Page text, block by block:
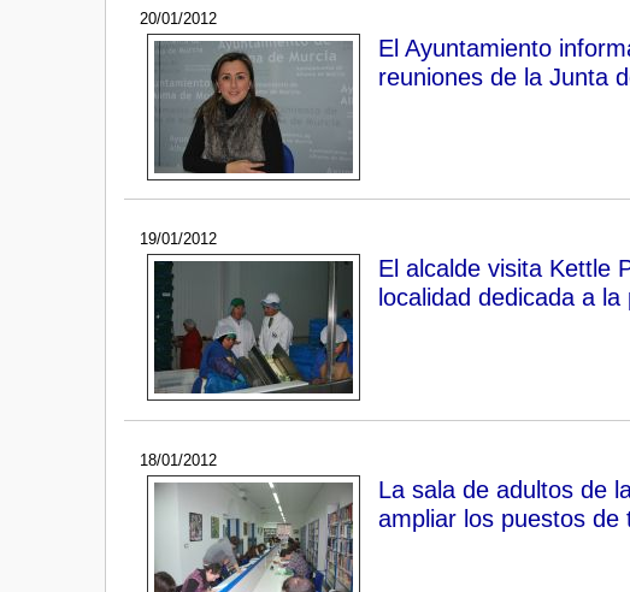
20/01/2012
El Ayuntamiento
reuniones de la Junta
19/01/2012
El alcalde visita Kettle
localidad dedicada a
18/01/2012
La sala de adultos de
ampliar los puestos de